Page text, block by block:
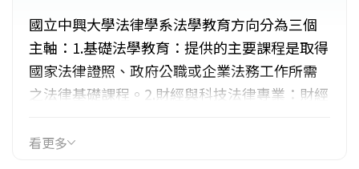
國立中興大學法律學系法學教育方向分為三個
主軸：1.基礎法學教育：提供的主要課程是取得
國家法律證照、政府公職或企業法務工作所需
之法律基礎課程。2.財經與科技法律專業：財經
財法系與科法所的基本初衷，在既有基礎法學
看更多